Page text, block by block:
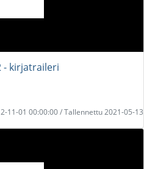
- kirjatraileri
11-01 00:00:00 / Tallennettu 2021-05-13